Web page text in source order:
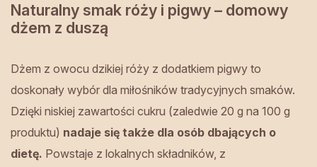
Naturalny smak róży i pigwy – domowy
dżem z duszą
Dżem z owocu dzikiej róży z dodatkiem pigwy to
doskonały wybór dla miłośników tradycyjnych smaków.
Dzięki niskiej zawartości cukru (zaledwie 20 g na 100 g
produktu) nadaje się także dla osób dbających o
dietę. Powstaje z lokalnych składników, z